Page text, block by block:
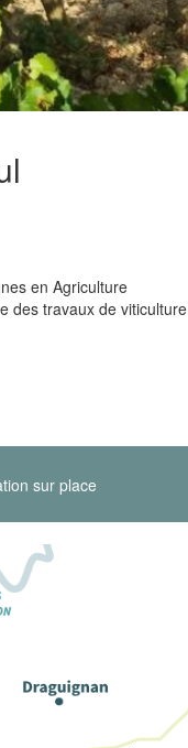
en Agriculture
des travaux de viticulture
sur place